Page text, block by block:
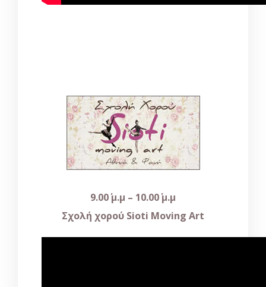
9.00΄μ.μ – 10.00΄μ.μ
Σχολή χορού Sioti Moving Art